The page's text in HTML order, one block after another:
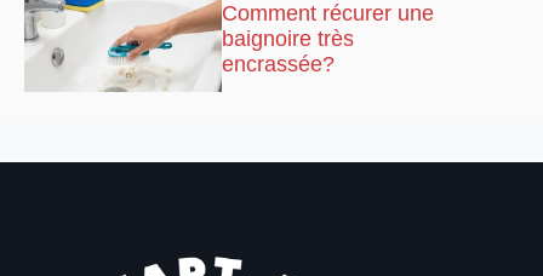
Comment récurer une
baignoire très
encrassée?